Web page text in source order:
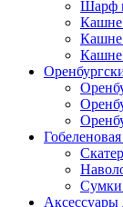
Шарф
Кашне
Кашне
Кашне
Сумки
Аксессуары